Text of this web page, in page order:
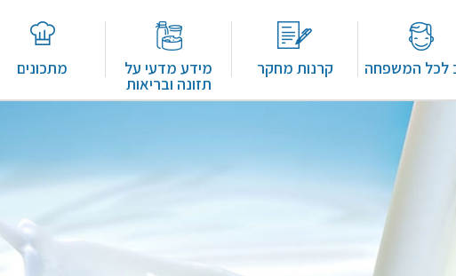
לכל המשפחה קרנות מחקר מידע מדעי על
תזונה ובריאות
מתכונים